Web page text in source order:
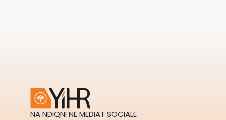
NA NDIQNI NE MEDIAT SOCIALE